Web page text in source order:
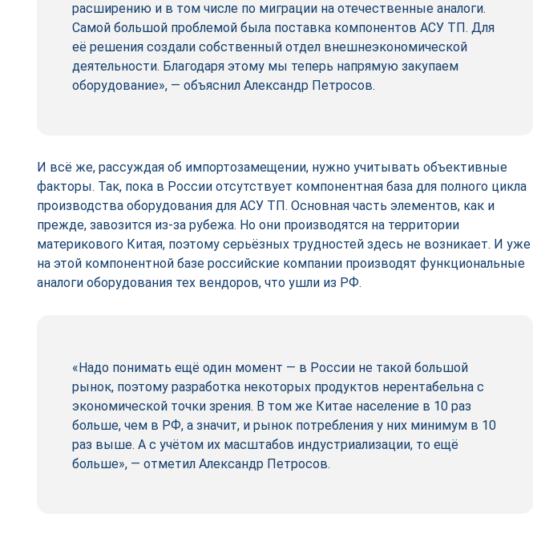
расширению и в том числе по миграции на отечественные аналоги.
Самой большой проблемой была поставка компонентов АСУ ТП. Для
её решения создали собственный отдел внешнеэкономической
деятельности. Благодаря этому мы теперь напрямую закупаем
оборудование», — объяснил Александр Петросов.
И всё же, рассуждая об импортозамещении, нужно учитывать объективные
факторы. Так, пока в России отсутствует компонентная база для полного цикла
производства оборудования для АСУ ТП. Основная часть элементов, как и
прежде, завозится из-за рубежа. Но они производятся на территории
материкового Китая, поэтому серьёзных трудностей здесь не возникает. И уже
на этой компонентной базе российские компании производят функциональные
аналоги оборудования тех вендоров, что ушли из РФ.
«Надо понимать ещё один момент — в России не такой большой
рынок, поэтому разработка некоторых продуктов нерентабельна с
экономической точки зрения. В том же Китае население в 10 раз
больше, чем в РФ, а значит, и рынок потребления у них минимум в 10
раз выше. А с учётом их масштабов индустриализации, то ещё
больше», — отметил Александр Петросов.